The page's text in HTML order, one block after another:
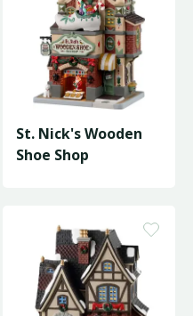
St. Nick's Wooden
Shoe Shop